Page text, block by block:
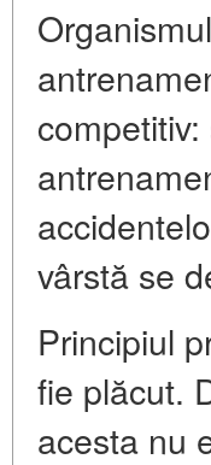
vârstă se
Principiul
fie plăcut.
acesta nu